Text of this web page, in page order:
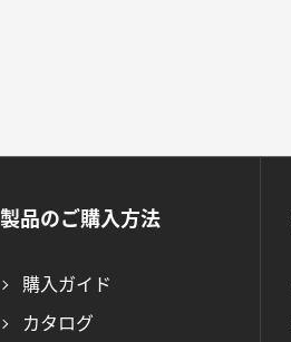
製品のご購入方法
購入ガイド
カタログ